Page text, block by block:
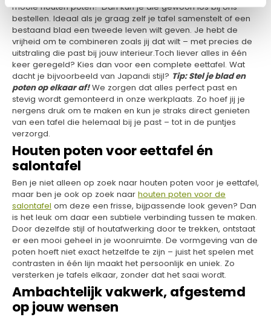
mooie houten poten? Dan kun je die gewoon los bij ons
bestellen. Ideaal als je graag zelf je tafel samenstelt of een
bestaand blad een tweede leven wilt geven. Je hebt de
vrijheid om te combineren zoals jij dat wilt – met precies de
uitstraling die past bij jouw interieur.Toch liever alles in één
keer geregeld? Kies dan voor een complete eettafel. Wat
dacht je bijvoorbeeld van Japandi stijl? Tip: Stel je blad en
poten op elkaar af!We zorgen dat alles perfect past en
stevig wordt gemonteerd in onze werkplaats. Zo hoef jij je
nergens druk om te maken en kun je straks direct genieten
van een tafel die helemaal bij je past – tot in de puntjes
verzorgd.
Houten poten voor eettafel én
salontafel
Ben je niet alleen op zoek naar houten poten voor je eettafel,
maar ben je ook op zoek naar houten poten voor de
salontafel om deze een frisse, bijpassende look geven? Dan
is het leuk om daar een subtiele verbinding tussen te maken.
Door dezelfde stijl of houtafwerking door te trekken, ontstaat
er een mooi geheel in je woonruimte. De vormgeving van de
poten hoeft niet exact hetzelfde te zijn – juist het spelen met
contrasten in één lijn maakt het persoonlijk en uniek. Zo
versterken je tafels elkaar, zonder dat het saai wordt.
Ambachtelijk vakwerk, afgestemd
op jouw wensen